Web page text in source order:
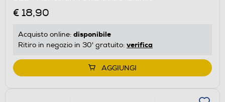
€ 18,90
Acquisto online: disponibile
Ritiro in negozio in 30' gratuito: verifica
AGGIUNGI